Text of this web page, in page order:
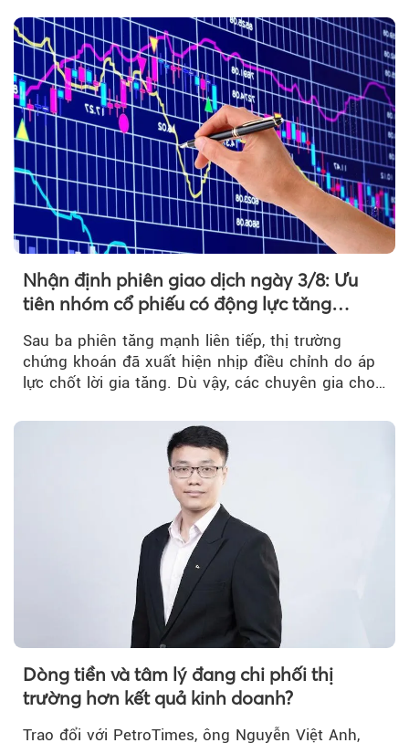
Nhận định phiên giao dịch ngày 3/8: Ưu
tiên nhóm cổ phiếu có động lực tăng
Sau ba phiên tăng mạnh liên tiếp, thị trường
chứng khoán đã xuất hiện nhịp điều chỉnh do áp
lực chốt lời gia tăng. Dù vậy, các chuyên gia cho
Dòng tiền và tâm lý đang chi phối thị
trường hơn kết quả kinh doanh?
Trao đổi với PetroTimes, ông Nguyễn Việt Anh,